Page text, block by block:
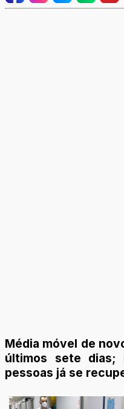
Média móvel de
últimos sete dias;
pessoas já se